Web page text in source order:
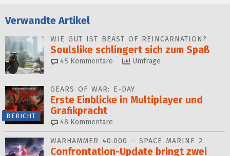
Verwandte Artikel
WIE GUT IST BEAST OF REINCARNATION?
Soulslike schlingert sich zum Spaß
45 Kommentare Umfrage
BERICHT
GEARS OF WAR: E-DAY
Erste Einblicke in Multiplayer und
Grafikpracht
48 Kommentare
WARHAMMER 40.000 – SPACE MARINE 2
Confrontation-Update bringt zwei